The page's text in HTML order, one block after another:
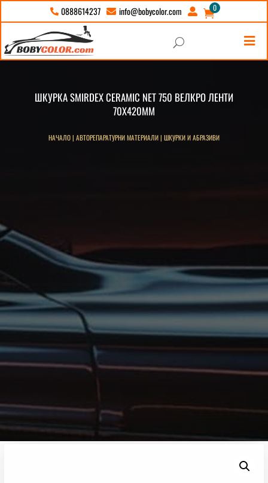
 0888614237  info@bobycolor.com  
0

U
ШКУРКА SMIRDEX CERAMIC NET 750 ВЕЛКРО ЛЕНТИ
70Х420ММ
НАЧАЛО| АВТОРЕПАРАТУРНИ МАТЕРИАЛИ| ШКУРКИ И АБРАЗИВИ